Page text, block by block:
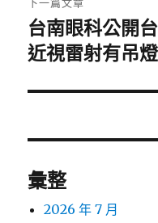
下
一
文
台南眼科公開
近視雷射有吊
彙整
2026 年 7 月